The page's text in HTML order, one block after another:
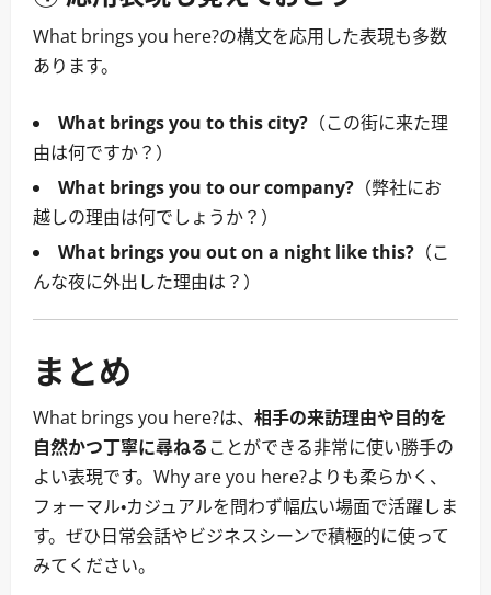
What brings you here?の構文を応用した表現も多数
あります。
What brings you to this city? （この街に来た理
由は何ですか？）
What brings you to our company? （弊社にお
越しの理由は何でしょうか？）
What brings you out on a night like this? （こ
んな夜に外出した理由は？）
まとめ
What brings you here?は、 相手の来訪理由や目的を
自然かつ丁寧に尋ねることができる非常に使い勝手の
よい表現です。Why are you here?よりも柔らかく、
フォーマル・カジュアルを問わず幅広い場面で活躍しま
す。ぜひ日常会話やビジネスシーンで積極的に使って
みてください。